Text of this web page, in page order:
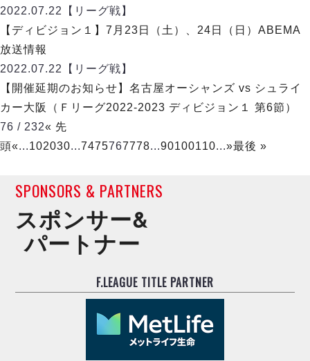
2022.07.22
【リーグ戦】
【ディビジョン１】7月23日（土）、24日（日）ABEMA
放送情報
2022.07.22
【リーグ戦】
【開催延期のお知らせ】名古屋オーシャンズ vs シュライ
カー大阪（Ｆリーグ2022-2023 ディビジョン１ 第6節）
76 / 232« 先
頭«...102030...7475767778...90100110...»最後 »
SPONSORS & PARTNERS
スポンサー&
パートナー
F.LEAGUE TITLE PARTNER